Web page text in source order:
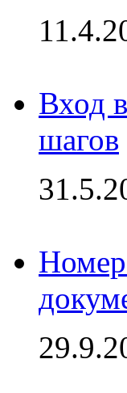
Вход
шагов
Номер